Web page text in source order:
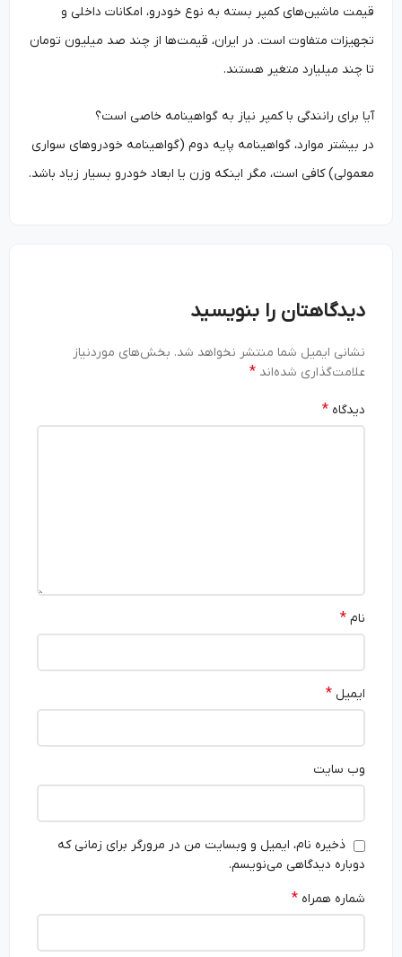
قیمت ماشین‌های کمپر بسته به نوع خودرو، امکانات داخلی و
تجهیزات متفاوت است. در ایران، قیمت‌ها از چند صد میلیون تومان
تا چند میلیارد متغیر هستند.
آیا برای رانندگی با کمپر نیاز به گواهینامه خاصی است؟
در بیشتر موارد، گواهینامه پایه دوم (گواهینامه خودروهای سواری
معمولی) کافی است، مگر اینکه وزن یا ابعاد خودرو بسیار زیاد باشد.
دیدگاهتان را بنویسید
نشانی ایمیل شما منتشر نخواهد شد. بخش‌های موردنیاز
علامت‌گذاری شده‌اند*
دیدگاه*
ایمیل*
وب‌ سایت
ذخیره نام، ایمیل و وبسایت من در مرورگر برای زمانی که
دوباره دیدگاهی می‌نویسم.
شماره همراه*